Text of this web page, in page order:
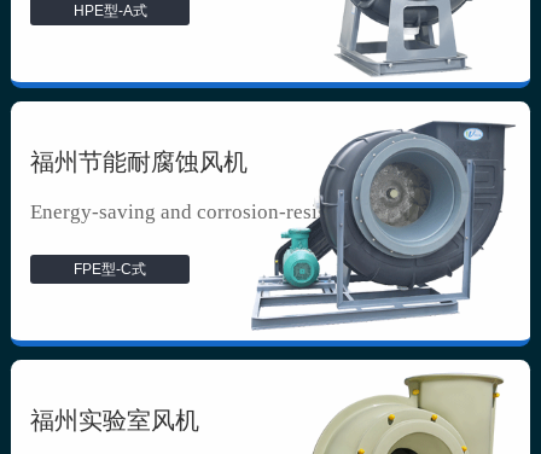
HPE型-A式
福州节能耐腐蚀风机
Energy-saving and corrosion-resista...
FPE型-C式
福州实验室风机